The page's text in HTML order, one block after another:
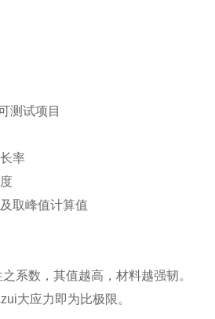
测试项目
率
峰值计算值
系数，其值越高，材料越强韧。
大应力即为比极限。